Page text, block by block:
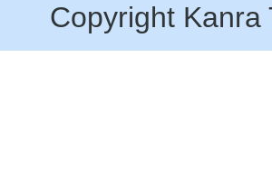
Copyright Kanra